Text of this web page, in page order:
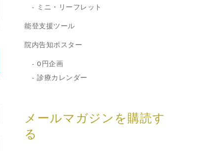
ミニ・リーフレット
能登支援ツール
院内告知ポスター
0円企画
診療カレンダー
メールマガジンを購読す
る